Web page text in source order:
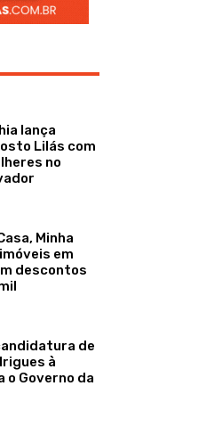
lança
Lilás com
no
Minha
em
descontos
de
à
o Governo da